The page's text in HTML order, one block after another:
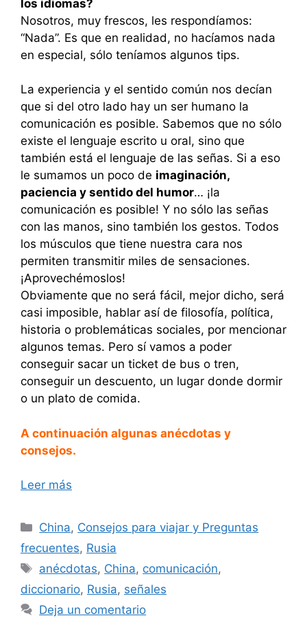
los idiomas?
Nosotros, muy frescos, les respondíamos:
“Nada”. Es que en realidad, no hacíamos nada
en especial, sólo teníamos algunos tips.
La experiencia y el sentido común nos decían
que si del otro lado hay un ser humano la
comunicación es posible. Sabemos que no sólo
existe el lenguaje escrito u oral, sino que
también está el lenguaje de las señas. Si a eso
le sumamos un poco de imaginación,
paciencia y sentido del humor… ¡la
comunicación es posible! Y no sólo las señas
con las manos, sino también los gestos. Todos
los músculos que tiene nuestra cara nos
permiten transmitir miles de sensaciones.
¡Aprovechémoslos!
Obviamente que no será fácil, mejor dicho, será
casi imposible, hablar así de filosofía, política,
historia o problemáticas sociales, por mencionar
algunos temas. Pero sí vamos a poder
conseguir sacar un ticket de bus o tren,
conseguir un descuento, un lugar donde dormir
o un plato de comida.
A continuación algunas anécdotas y
consejos.
Leer más
Categorías
China, Consejos para viajar y Preguntas
frecuentes, Rusia
Etiquetas
anécdotas, China, comunicación,
diccionario, Rusia, señales
Deja un comentario